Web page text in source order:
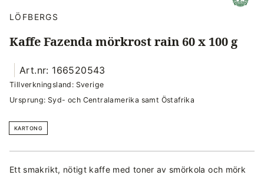
LÖFBERGS
Kaffe Fazenda mörkrost rain 60 x 100 g
Art.nr: 166520543
Tillverkningsland: Sverige
Ursprung: Syd- och Centralamerika samt Östafrika
KARTONG
Ett smakrikt, nötigt kaffe med toner av smörkola och mörk